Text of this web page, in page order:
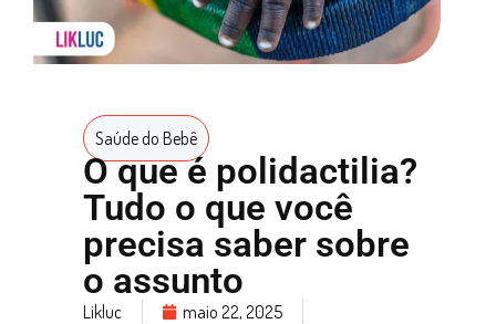
Saúde do Bebê
O que é polidactilia?
Tudo o que você
precisa saber sobre
o assunto
Likluc maio 22, 2025